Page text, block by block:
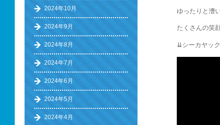
ゆったりと漕
たくさんの笑
⇊シーカヤッ
2024年10月
2024年9月
2024年8月
2024年7月
2024年6月
2024年5月
2024年4月